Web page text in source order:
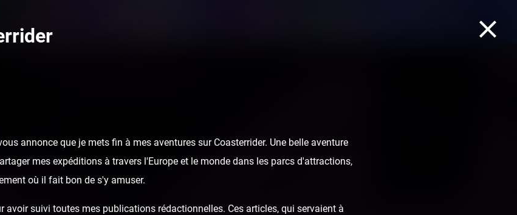
annonce que je mets fin à mes aventures sur Coasterrider. Une belle aventure
mes expéditions à travers l'Europe et le monde dans les parcs d'attractions,
où il fait bon de s'y amuser.
avoir suivi toutes mes publications rédactionnelles. Ces articles, qui servaient à